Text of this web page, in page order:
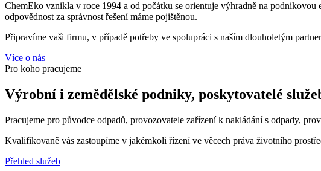
ChemEko vznikla v roce 1994 a od počátku se orientuje výhradně na
odpovědnost za správnost řešení máme pojištěnou.
Připravíme vaši firmu, v případě potřeby ve spolupráci s naším dlouholetým
Více o nás
Pro koho pracujeme
Výrobní i zemědělské podniky, poskytovatelé
Pracujeme pro původce odpadů, provozovatele zařízení k nakládání s odpady,
Kvalifikovaně vás zastoupíme v jakémkoli řízení ve věcech práva životního
Přehled služeb